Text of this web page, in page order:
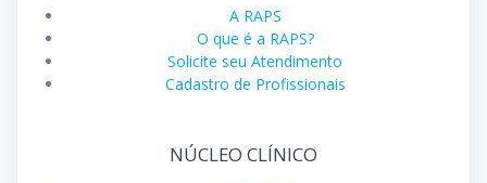
A RAPS
O que é a RAPS?
Solicite seu Atendimento
Cadastro de Profissionais
NÚCLEO CLÍNICO